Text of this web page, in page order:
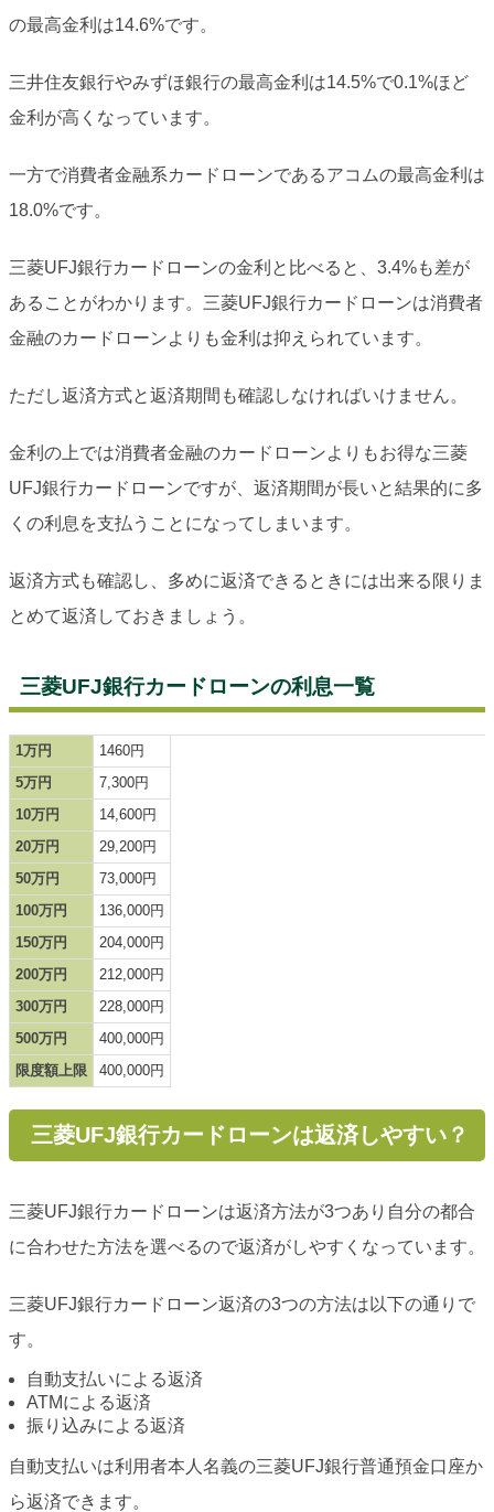
の最高金利は14.6%です。
三井住友銀行やみずほ銀行の最高金利は14.5%で0.1%ほど
金利が高くなっています。
一方で消費者金融系カードローンであるアコムの最高金利は
18.0%です。
三菱UFJ銀行カードローンの金利と比べると、3.4%も差が
あることがわかります。三菱UFJ銀行カードローンは消費者
金融のカードローンよりも金利は抑えられています。
ただし返済方式と返済期間も確認しなければいけません。
金利の上では消費者金融のカードローンよりもお得な三菱
UFJ銀行カードローンですが、返済期間が長いと結果的に多
くの利息を支払うことになってしまいます。
返済方式も確認し、多めに返済できるときには出来る限りま
とめて返済しておきましょう。
三菱UFJ銀行カードローンの利息一覧
1万円
1460円
5万円
7,300円
10万円
14,600円
20万円
29,200円
50万円
73,000円
100万円
136,000円
150万円
204,000円
200万円
212,000円
300万円
228,000円
500万円
400,000円
限度額上限
400,000円
三菱UFJ銀行カードローンは返済しやすい？
三菱UFJ銀行カードローンは返済方法が3つあり自分の都合
に合わせた方法を選べるので返済がしやすくなっています。
三菱UFJ銀行カードローン返済の3つの方法は以下の通りで
す。
自動支払いによる返済
ATMによる返済
振り込みによる返済
自動支払いは利用者本人名義の三菱UFJ銀行普通預金口座か
ら返済できます。